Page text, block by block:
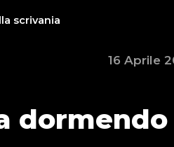
scrivania
16 Aprile
dormendo